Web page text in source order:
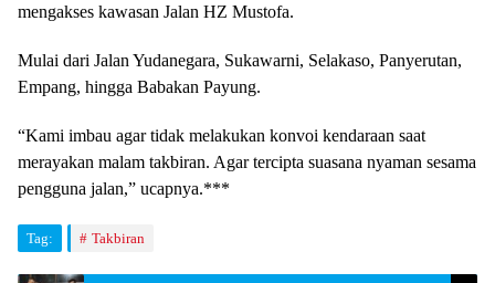
mengakses kawasan Jalan HZ Mustofa.
Mulai dari Jalan Yudanegara, Sukawarni, Selakaso, Panyerutan,
Empang, hingga Babakan Payung.
“Kami imbau agar tidak melakukan konvoi kendaraan saat
merayakan malam takbiran. Agar tercipta suasana nyaman sesama
pengguna jalan,” ucapnya.***
Tag: Takbiran